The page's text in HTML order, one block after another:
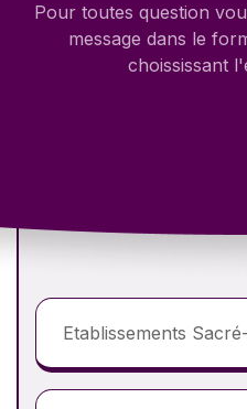
Pour toutes question
message dans le
choississant